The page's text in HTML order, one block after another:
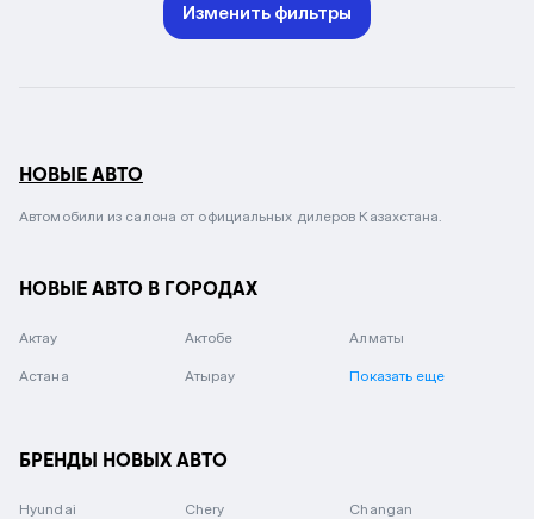
Изменить фильтры
НОВЫЕ АВТО
Автомобили из салона от официальных дилеров Казахстана.
НОВЫЕ АВТО В ГОРОДАХ
Актау Актобе Алматы
Астана Атырау Показать еще
БРЕНДЫ НОВЫХ АВТО
Hyundai Chery Changan